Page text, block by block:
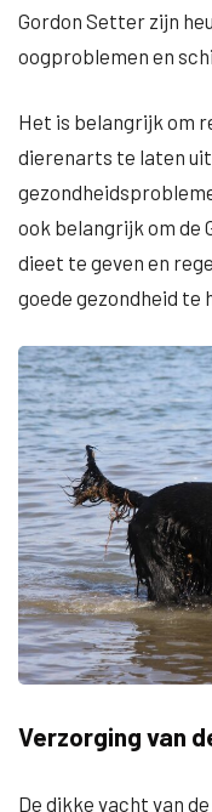
Gordon Setter zijn
oogproblemen en
Het is belangrijk om
dierenarts te laten
ook belangrijk om de
dieet te geven en
goede gezondheid te
Verzorging van
De dikke vacht van